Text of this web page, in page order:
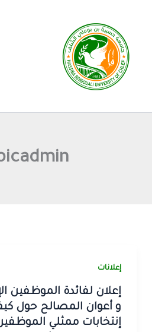
المحتوى
إعلانات
إعلان لفائدة الموظفين
و أعوان المصالح حول
إنتخابات ممثلي